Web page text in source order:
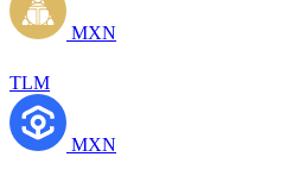
MXN
TLM
MXN